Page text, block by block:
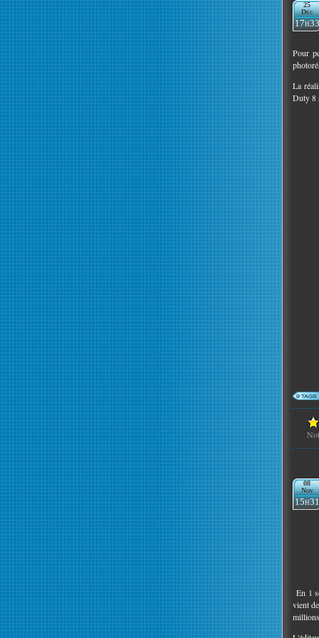
25
Déc
17h33
Pour
La
Duty 8
08
Nov
15h31
En 1
vient